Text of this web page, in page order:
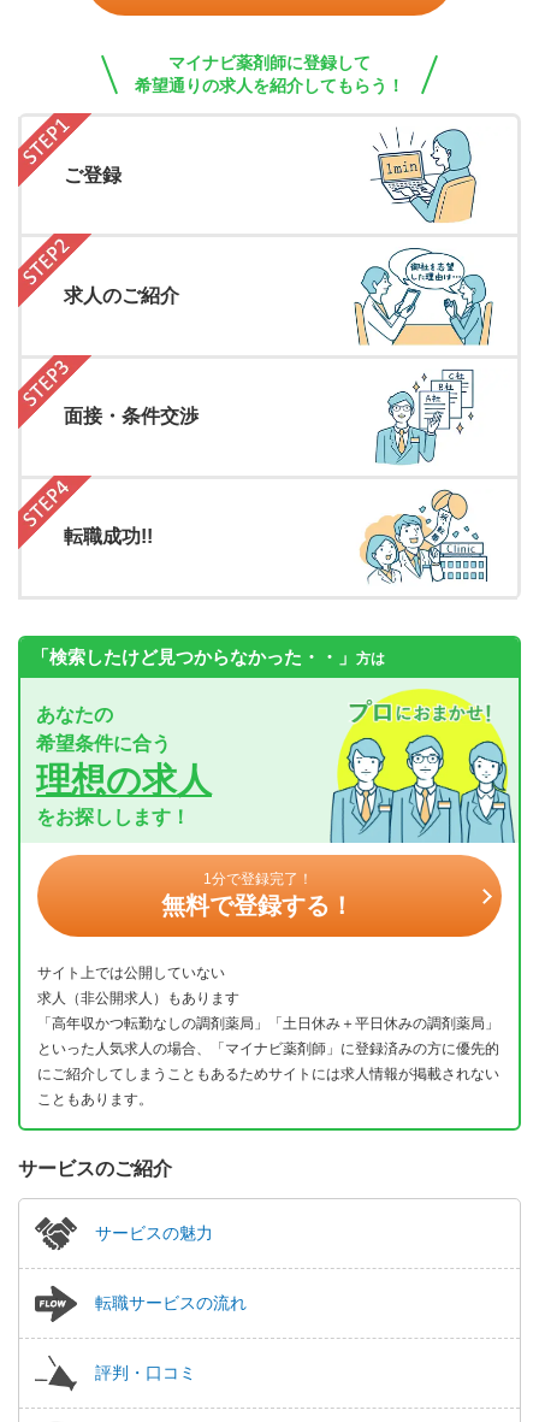
マイナビ薬剤師に登録して
希望通りの求人を紹介してもらう！
ご登録
求人のご紹介
面接・条件交渉
転職成功!!
「検索したけど見つからなかった・・」 方は
あなたの
希望条件に合う
理想の求人
をお探しします！
1分で登録完了！
無料で登録する！
サイト上では公開していない
求人（非公開求人）もあります
「高年収かつ転勤なしの調剤薬局」「土日休み＋平日休みの調剤薬局」
といった人気求人の場合、「マイナビ薬剤師」に登録済みの方に優先的
にご紹介してしまうこともあるためサイトには求人情報が掲載されない
こともあります。
サービスのご紹介
サービスの魅力
転職サービスの流れ
評判・口コミ